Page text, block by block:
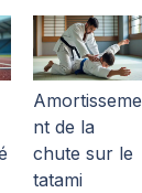
Amortisseme
nt de la
chute sur le
tatami